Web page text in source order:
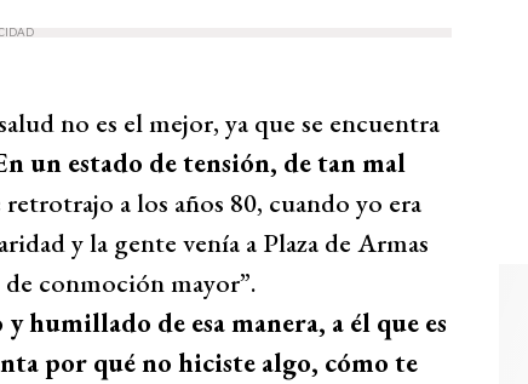
no es el mejor, ya que se encuentra
un estado de tensión, de tan mal
retrotrajo a los años 80, cuando yo era
y la gente venía a Plaza de Armas
conmoción mayor”.
humillado de esa manera, a él que es
por qué no hiciste algo, cómo te